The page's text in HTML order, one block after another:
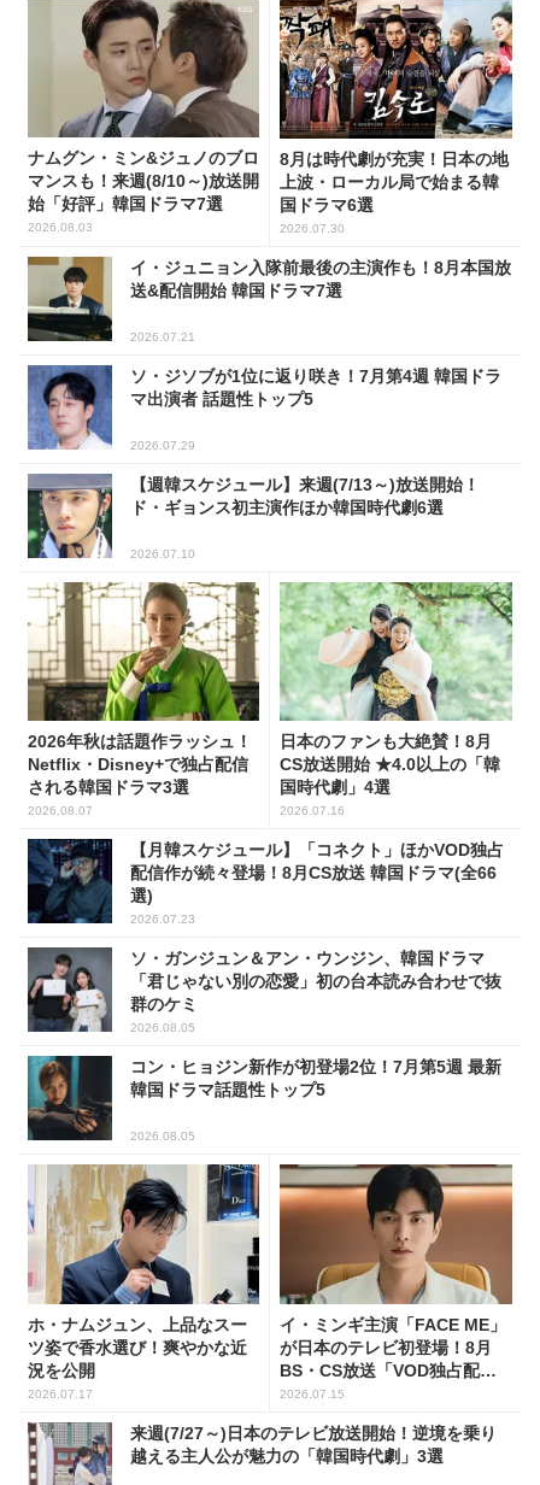
ナムグン・ミン&ジュノのブロ
マンスも！来週(8/10～)放送開
始「好評」韓国ドラマ7選
2026.08.03
8月は時代劇が充実！日本の地
上波・ローカル局で始まる韓
国ドラマ6選
2026.07.30
イ・ジュニョン入隊前最後の主演作も！8月本国放
送&配信開始 韓国ドラマ7選
2026.07.21
ソ・ジソブが1位に返り咲き！7月第4週 韓国ドラ
マ出演者 話題性トップ5
2026.07.29
【週韓スケジュール】来週(7/13～)放送開始！
ド・ギョンス初主演作ほか韓国時代劇6選
2026.07.10
2026年秋は話題作ラッシュ！
Netflix・Disney+で独占配信
される韓国ドラマ3選
2026.08.07
日本のファンも大絶賛！8月
CS放送開始 ★4.0以上の「韓
国時代劇」4選
2026.07.16
【月韓スケジュール】「コネクト」ほかVOD独占
配信作が続々登場！8月CS放送 韓国ドラマ(全66
選)
2026.07.23
ソ・ガンジュン＆アン・ウンジン、韓国ドラマ
「君じゃない別の恋愛」初の台本読み合わせで抜
群のケミ
2026.08.05
コン・ヒョジン新作が初登場2位！7月第5週 最新
韓国ドラマ話題性トップ5
2026.08.05
ホ・ナムジュン、上品なスー
ツ姿で香水選び！爽やかな近
況を公開
2026.07.17
イ・ミンギ主演「FACE ME」
が日本のテレビ初登場！8月
BS・CS放送「VOD独占配
信」韓ドラ11選
2026.07.15
来週(7/27～)日本のテレビ放送開始！逆境を乗り
越える主人公が魅力の「韓国時代劇」3選